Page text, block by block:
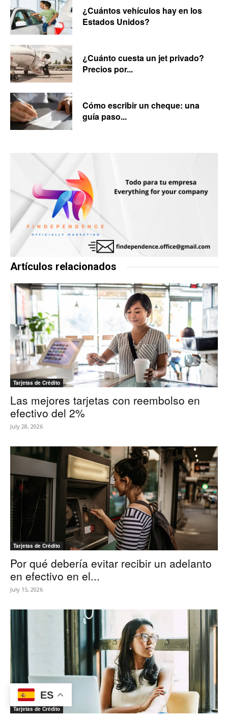
¿Cuántos vehículos hay en los
Estados Unidos?
¿Cuánto cuesta un jet privado?
Precios por...
Cómo escribir un cheque: una
guía paso...
Artículos relacionados
Tarjetas de Crédito
Las mejores tarjetas con reembolso en
efectivo del 2%
July 28, 2026
Tarjetas de Crédito
Por qué debería evitar recibir un adelanto
en efectivo en el...
July 15, 2026
Tarjetas de Crédito
ES